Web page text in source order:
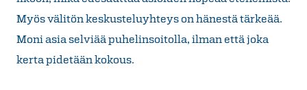
Myös välitön keskusteluyhteys on hänestä tärkeää.
Moni asia selviää puhelinsoitolla, ilman että joka
kerta pidetään kokous.